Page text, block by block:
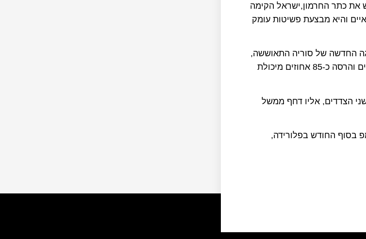
את כתר החרמון,ישראל הקימה
של כ-450 קמ"ר, הקימה בו 9 מאחזים צבאיים והיא מבצעת פשיטות עומק
דצמבר 2024, עוד לפני שההנהגה החדשה של סוריה התאוששה,
ביצעה ישראל כ-500 תקיפות אוויריות על שדות תעופה ובסיסי צבא סוריים והרסה כ-85 אחוזים מיכולת
הצדדים, אליו דחף ממשל
בסוף החודש בפלורידה,